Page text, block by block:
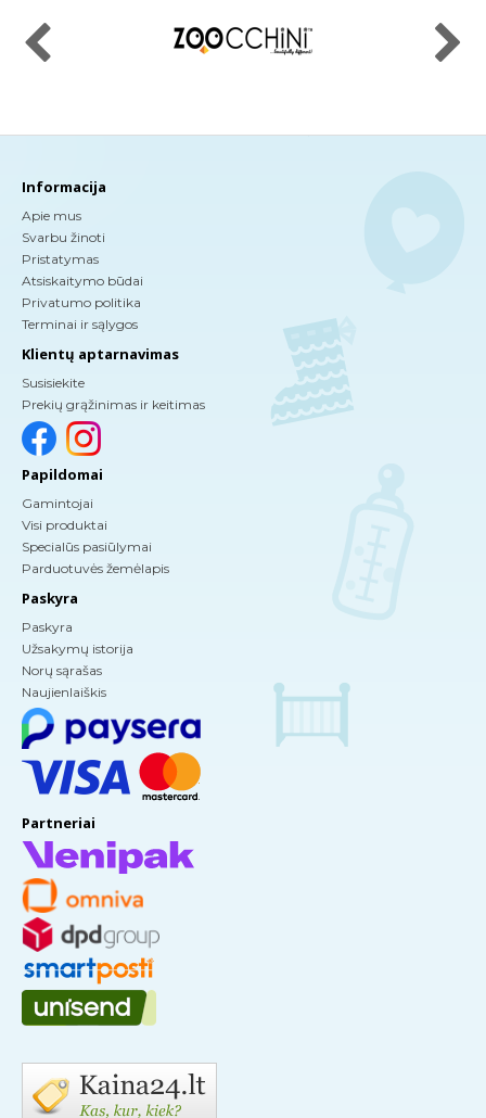
Informacija
Apie mus
Svarbu žinoti
Pristatymas
Atsiskaitymo būdai
Privatumo politika
Terminai ir sąlygos
Klientų aptarnavimas
Susisiekite
Prekių grąžinimas ir keitimas
Papildomai
Gamintojai
Visi produktai
Specialūs pasiūlymai
Parduotuvės žemėlapis
Paskyra
Paskyra
Užsakymų istorija
Norų sąrašas
Naujienlaiškis
Partneriai